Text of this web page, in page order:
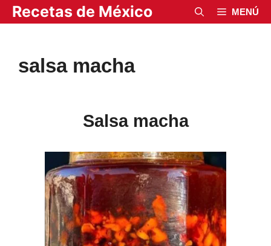
Saltar
al
Recetas de México MENÚ
salsa macha
Salsa macha